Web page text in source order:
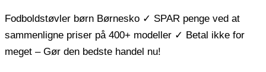
Fodboldstøvler børn Børnesko ✓ SPAR penge ved at
sammenligne priser på 400+ modeller ✓ Betal ikke for
meget – Gør den bedste handel nu!